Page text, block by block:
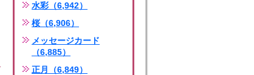
水彩（6,942）
桜（6,906）
メッセージカード
（6,885）
正月（6,849）